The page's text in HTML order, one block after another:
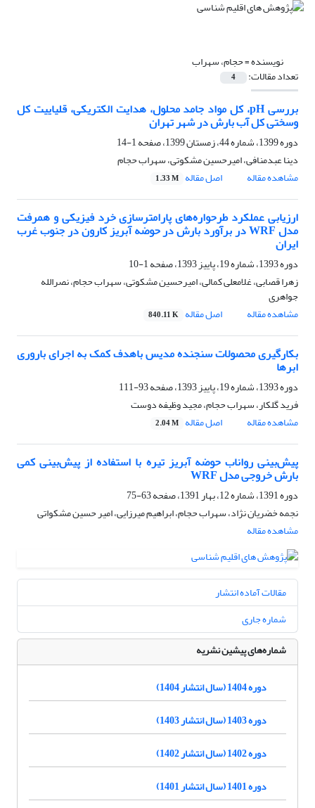
نویسنده =حجام، سهراب
تعداد مقالات: 4
بررسی pH، کل مواد جامد محلول، هدایت الکتریکی، قلیاییت کل
وسختی کل آب بارش در شهر تهران
دوره 1399، شماره 44، زمستان 1399، صفحه
1-14
دینا عبدمنافی، امیرحسین مشکوتی، سهراب حجام
مشاهده مقاله
اصل مقاله 1.33 M
ارزیابی عملکرد طرحواره‌های پارامترسازی خرد فیزیکی و همرفت
مدل WRF در برآورد بارش در حوضه آبریز کارون در جنوب غرب
ایران
دوره 1393، شماره 19، پاییز 1393، صفحه
1-10
زهرا قصابی، غلامعلی کمالی، امیرحسین مشکوتی، سهراب حجام، نصرالله
جواهری
مشاهده مقاله
اصل مقاله 840.11 K
بکارگیری محصولات سنجنده مدیس باهدف کمک به اجرای باروری
ابرها
دوره 1393، شماره 19، پاییز 1393، صفحه
93-111
فرید گلکار، سهراب حجام، مجید وظیفه دوست
مشاهده مقاله
اصل مقاله 2.04 M
پیش‌بینی رواناب حوضه آبریز تیره با استفاده از پیش‌بینی کمی
بارش خروجی مدل WRF
دوره 1391، شماره 12، بهار 1391، صفحه
63-75
نجمه خضریان نژاد، سهراب حجام، ابراهیم میرزایی، امیر حسین مشکواتی
مشاهده مقاله
مقالات آماده انتشار
شماره جاری
شماره‌های پیشین نشریه
دوره 1404 (سال انتشار 1404)
دوره 1403 (سال انتشار 1403)
دوره 1402 (سال انتشار 1402)
دوره 1401 (سال انتشار 1401)